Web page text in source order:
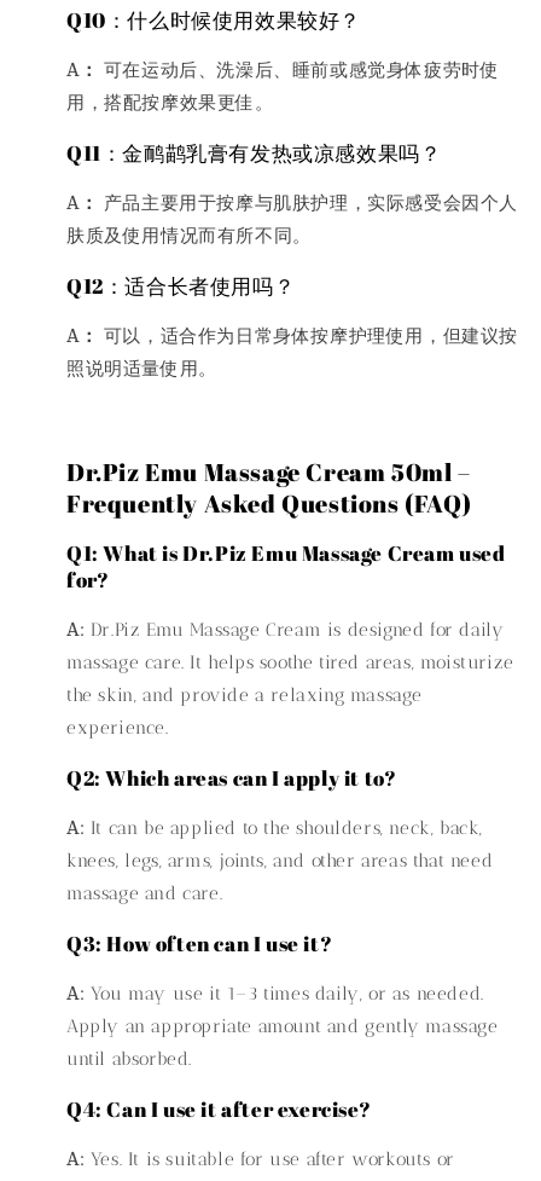
Q10：什么时候使用效果较好？
A：
可在运动后、洗澡后、睡前或感觉身体疲劳时使
用，搭配按摩效果更佳。
Q11：金鸸鹋乳膏有发热或凉感效果吗？
A：
产品主要用于按摩与肌肤护理，实际感受会因个人
肤质及使用情况而有所不同。
Q12：适合长者使用吗？
A：
可以，适合作为日常身体按摩护理使用，但建议按
照说明适量使用。
Dr.Piz Emu Massage Cream 50ml –
Frequently Asked Questions (FAQ)
Q1: What is Dr.Piz Emu Massage Cream used
for?
A: Dr.Piz Emu Massage Cream is designed for daily
massage care. It helps soothe tired areas, moisturize
the skin, and provide a relaxing massage
experience.
Q2: Which areas can I apply it to?
A: It can be applied to the shoulders, neck, back,
knees, legs, arms, joints, and other areas that need
massage and care.
Q3: How often can I use it?
A: You may use it 1–3 times daily, or as needed.
Apply an appropriate amount and gently massage
until absorbed.
Q4: Can I use it after exercise?
A: Yes. It is suitable for use after workouts or